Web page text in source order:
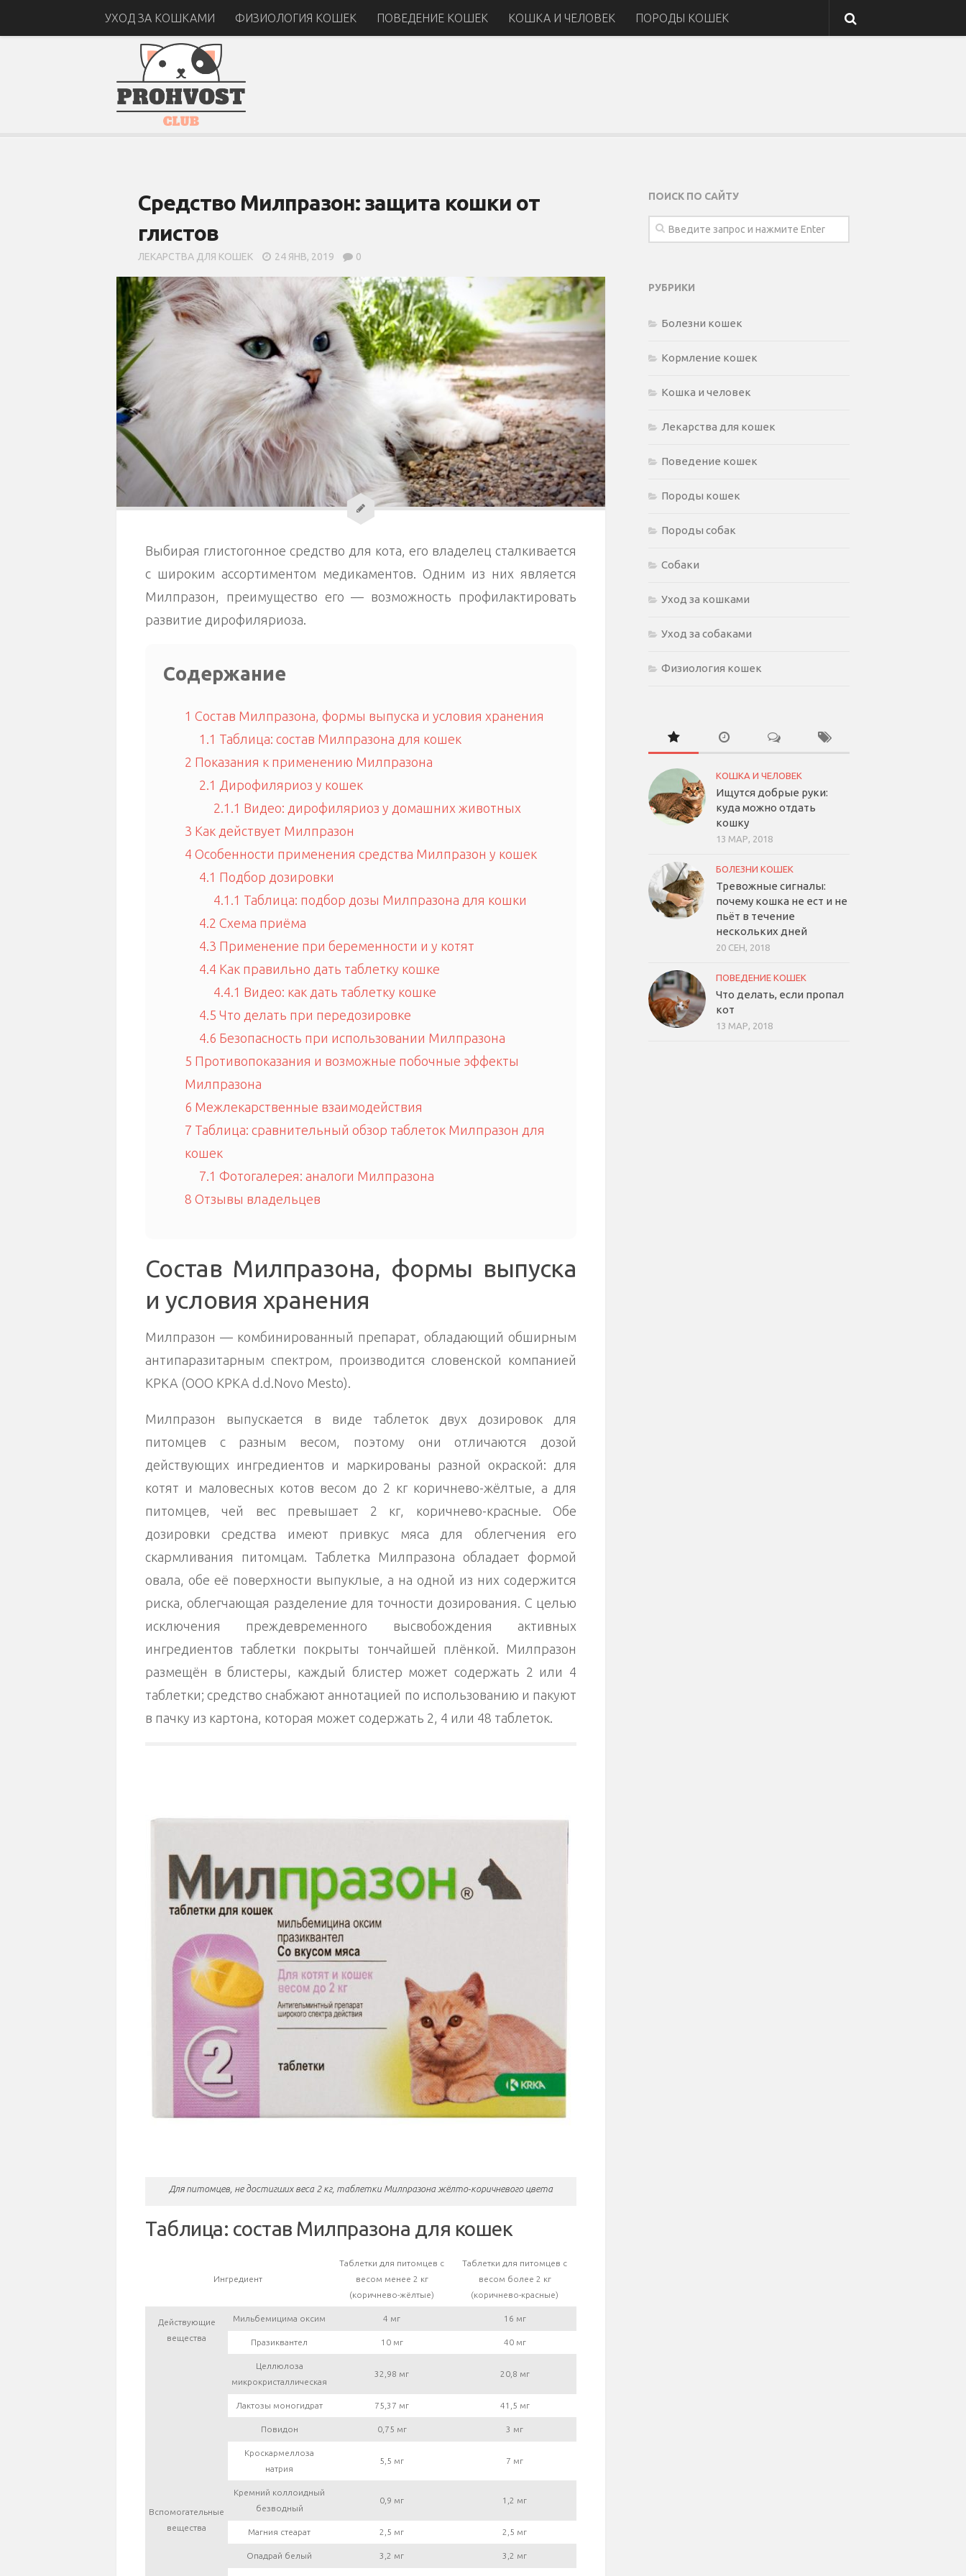
УХОД ЗА КОШКАМИ ФИЗИОЛОГИЯ КОШЕК ПОВЕДЕНИЕ КОШЕК КОШКА И ЧЕЛОВЕК ПОРОДЫ КОШЕК
Средство Милпразон: защита кошки от
глистов
ЛЕКАРСТВА ДЛЯ КОШЕК 24 ЯНВ, 2019 0
Выбирая глистогонное средство для кота, его владелец сталкивается
с широким ассортиментом медикаментов. Одним из них является
Милпразон, преимущество его — возможность профилактировать
развитие дирофиляриоза.
Содержание
1 Состав Милпразона, формы выпуска и условия хранения
1.1 Таблица: состав Милпразона для кошек
2 Показания к применению Милпразона
2.1 Дирофиляриоз у кошек
2.1.1 Видео: дирофиляриоз у домашних животных
3 Как действует Милпразон
4 Особенности применения средства Милпразон у кошек
4.1 Подбор дозировки
4.1.1 Таблица: подбор дозы Милпразона для кошки
4.2 Схема приёма
4.3 Применение при беременности и у котят
4.4 Как правильно дать таблетку кошке
4.4.1 Видео: как дать таблетку кошке
4.5 Что делать при передозировке
4.6 Безопасность при использовании Милпразона
5 Противопоказания и возможные побочные эффекты
Милпразона
6 Межлекарственные взаимодействия
7 Таблица: сравнительный обзор таблеток Милпразон для
кошек
7.1 Фотогалерея: аналоги Милпразона
8 Отзывы владельцев
Состав Милпразона, формы выпуска
и условия хранения
Милпразон — комбинированный препарат, обладающий обширным
антипаразитарным спектром, производится словенской компанией
КРКА (ООО КРКА d.d.Novo Mesto).
Милпразон выпускается в виде таблеток двух дозировок для
питомцев с разным весом, поэтому они отличаются дозой
действующих ингредиентов и маркированы разной окраской: для
котят и маловесных котов весом до 2 кг коричнево-жёлтые, а для
питомцев, чей вес превышает 2 кг, коричнево-красные. Обе
дозировки средства имеют привкус мяса для облегчения его
скармливания питомцам. Таблетка Милпразона обладает формой
овала, обе её поверхности выпуклые, а на одной из них содержится
риска, облегчающая разделение для точности дозирования. С целью
исключения преждевременного высвобождения активных
ингредиентов таблетки покрыты тончайшей плёнкой. Милпразон
размещён в блистеры, каждый блистер может содержать 2 или 4
таблетки; средство снабжают аннотацией по использованию и пакуют
в пачку из картона, которая может содержать 2, 4 или 48 таблеток.
Для питомцев, не достигших веса 2 кг, таблетки Милпразона жёлто-коричневого цвета
Таблица: состав Милпразона для кошек
Ингредиент
Таблетки для питомцев с
весом менее 2 кг
(коричнево-жёлтые)
Таблетки для питомцев с
весом более 2 кг
(коричнево-красные)
Действующие
вещества
Мильбемицима оксим 4 мг 16 мг
Празиквантел 10 мг 40 мг
Вспомогательные
вещества
Целлюлоза
микрокристаллическая
32,98 мг 20,8 мг
Лактозы моногидрат 75,37 мг 41,5 мг
Повидон 0,75 мг 3 мг
Кроскармеллоза
натрия
5,5 мг 7 мг
Кремний коллоидный
безводный
0,9 мг 1,2 мг
Магния стеарат 2,5 мг 2,5 мг
Опадрай белый 3,2 мг 3,2 мг
ПОИСК ПО САЙТУ
РУБРИКИ
Болезни кошек
Кормление кошек
Кошка и человек
Лекарства для кошек
Поведение кошек
Породы кошек
Породы собак
Собаки
Уход за кошками
Уход за собаками
Физиология кошек
КОШКА И ЧЕЛОВЕК
Ищутся добрые руки:
куда можно отдать
кошку
13 МАР, 2018
БОЛЕЗНИ КОШЕК
Тревожные сигналы:
почему кошка не ест и не
пьёт в течение
нескольких дней
20 СЕН, 2018
ПОВЕДЕНИЕ КОШЕК
Что делать, если пропал
кот
13 МАР, 2018